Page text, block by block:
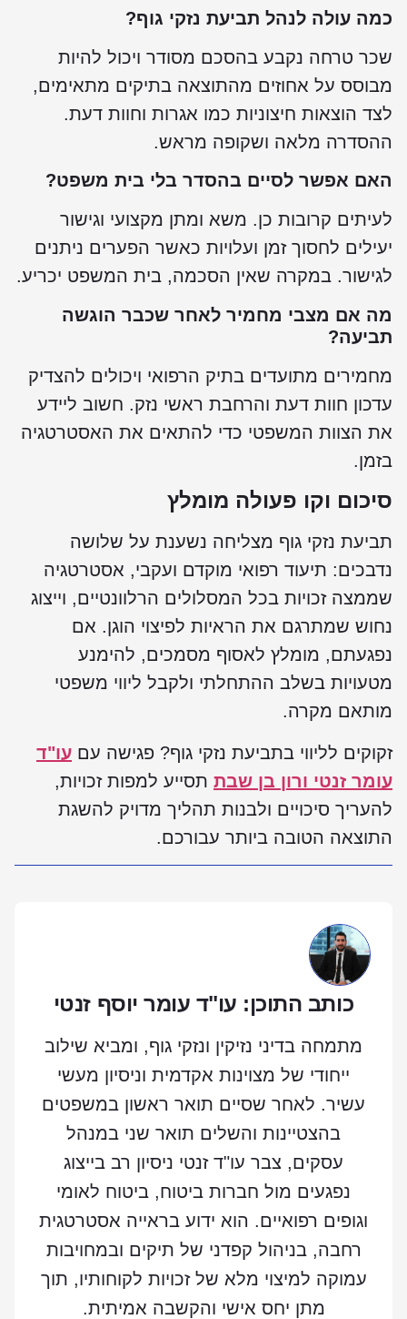
כמה עולה לנהל תביעת נזקי גוף?
שכר טרחה נקבע בהסכם מסודר ויכול להיות
מבוסס על אחוזים מהתוצאה בתיקים מתאימים,
לצד הוצאות חיצוניות כמו אגרות וחוות דעת.
ההסדרה מלאה ושקופה מראש.
האם אפשר לסיים בהסדר בלי בית משפט?
לעיתים קרובות כן. משא ומתן מקצועי וגישור
יעילים לחסוך זמן ועלויות כאשר הפערים ניתנים
לגישור. במקרה שאין הסכמה, בית המשפט יכריע.
מה אם מצבי מחמיר לאחר שכבר הוגשה
תביעה?
מחמירים מתועדים בתיק הרפואי ויכולים להצדיק
עדכון חוות דעת והרחבת ראשי נזק. חשוב ליידע
את הצוות המשפטי כדי להתאים את האסטרטגיה
בזמן.
סיכום וקו פעולה מומלץ
תביעת נזקי גוף מצליחה נשענת על שלושה
נדבכים: תיעוד רפואי מוקדם ועקבי, אסטרטגיה
שממצה זכויות בכל המסלולים הרלוונטיים, וייצוג
נחוש שמתרגם את הראיות לפיצוי הוגן. אם
נפגעתם, מומלץ לאסוף מסמכים, להימנע
מטעויות בשלב ההתחלתי ולקבל ליווי משפטי
מותאם מקרה.
זקוקים לליווי בתביעת נזקי גוף? פגישה עםעו"ד
עומר זנטי ורון בן שבתתסייע למפות זכויות,
להעריך סיכויים ולבנות תהליך מדויק להשגת
התוצאה הטובה ביותר עבורכם.
כותב התוכן: עו"ד עומר יוסף זנטי
מתמחה בדיני נזיקין ונזקי גוף, ומביא שילוב
ייחודי של מצוינות אקדמית וניסיון מעשי
עשיר. לאחר שסיים תואר ראשון במשפטים
בהצטיינות והשלים תואר שני במנהל
עסקים, צבר עו"ד זנטי ניסיון רב בייצוג
נפגעים מול חברות ביטוח, ביטוח לאומי
וגופים רפואיים. הוא ידוע בראייה אסטרטגית
רחבה, בניהול קפדני של תיקים ובמחויבות
עמוקה למיצוי מלא של זכויות לקוחותיו, תוך
מתן יחס אישי והקשבה אמיתית.